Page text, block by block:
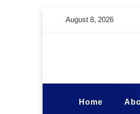
August 8, 2026
Home